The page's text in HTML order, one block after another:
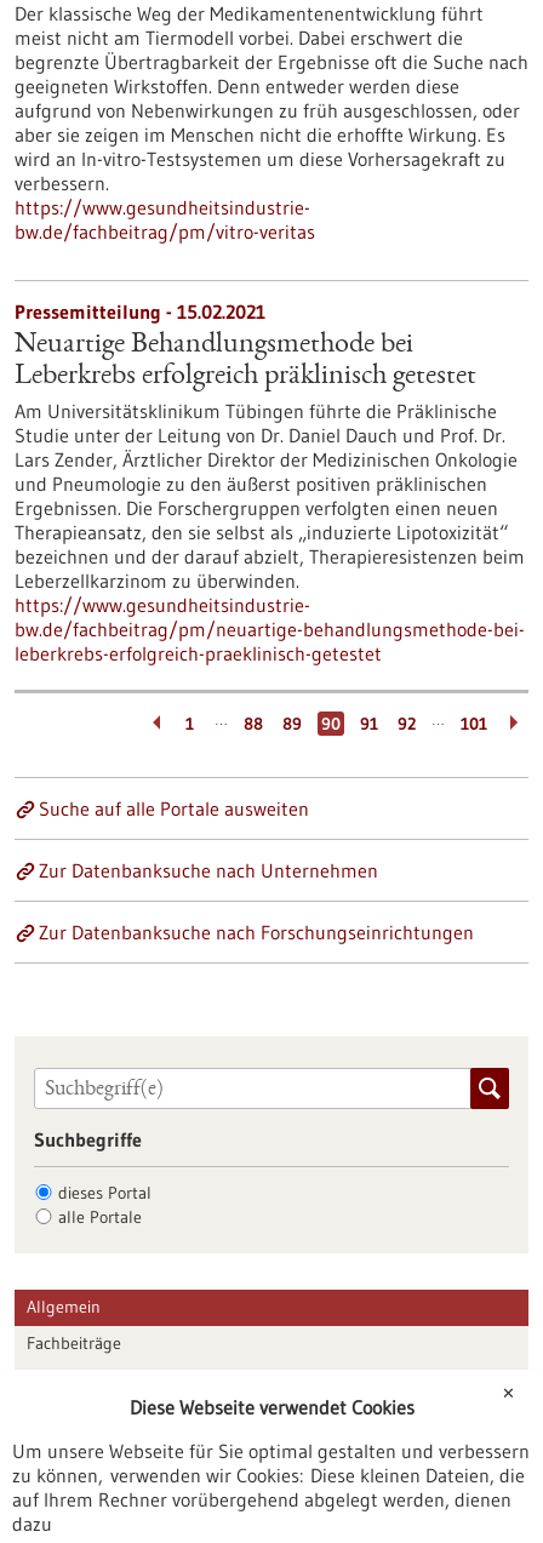
Der klassische Weg der Medikamentenentwicklung führt
meist nicht am Tiermodell vorbei. Dabei erschwert die
begrenzte Übertragbarkeit der Ergebnisse oft die Suche nach
geeigneten Wirkstoffen. Denn entweder werden diese
aufgrund von Nebenwirkungen zu früh ausgeschlossen, oder
aber sie zeigen im Menschen nicht die erhoffte Wirkung. Es
wird an In-vitro-Testsystemen um diese Vorhersagekraft zu
verbessern.
https://www.gesundheitsindustrie-
bw.de/fachbeitrag/pm/vitro-veritas
Pressemitteilung - 15.02.2021
Neuartige Behandlungsmethode bei
Leberkrebs erfolgreich präklinisch getestet
Am Universitätsklinikum Tübingen führte die Präklinische
Studie unter der Leitung von Dr. Daniel Dauch und Prof. Dr.
Lars Zender, Ärztlicher Direktor der Medizinischen Onkologie
und Pneumologie zu den äußerst positiven präklinischen
Ergebnissen. Die Forschergruppen verfolgten einen neuen
Therapieansatz, den sie selbst als „induzierte Lipotoxizität“
bezeichnen und der darauf abzielt, Therapieresistenzen beim
Leberzellkarzinom zu überwinden.
https://www.gesundheitsindustrie-
bw.de/fachbeitrag/pm/neuartige-behandlungsmethode-bei-
leberkrebs-erfolgreich-praeklinisch-getestet
1 … 88 89 90 91 92 … 101
Suche auf alle Portale ausweiten
Zur Datenbanksuche nach Unternehmen
Zur Datenbanksuche nach Forschungseinrichtungen
Suchbegriffe
dieses Portal
alle Portale
Allgemein
Fachbeiträge
Veranstaltungen
Erscheinungsdatum
✕
Diese Webseite verwendet Cookies
Um unsere Webseite für Sie optimal gestalten und verbessern
zu können, verwenden wir Cookies: Diese kleinen Dateien, die
auf Ihrem Rechner vorübergehend abgelegt werden, dienen
dazu